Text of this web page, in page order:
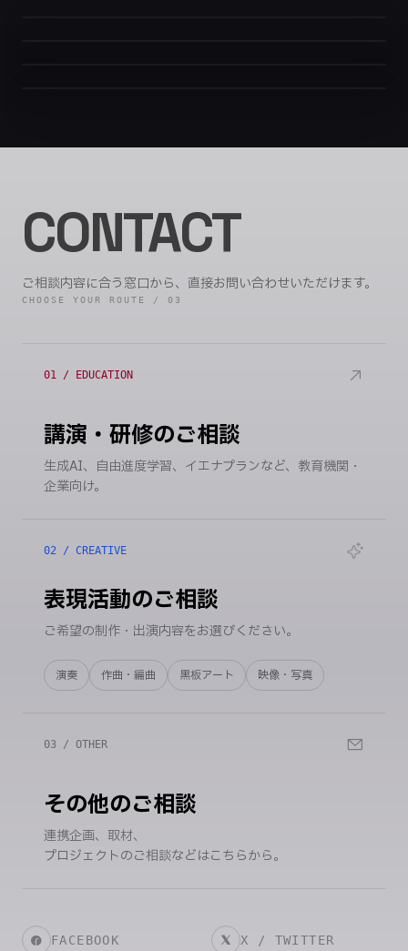
CONTACT
ご相談内容に合う窓口から、直接お問い合わせいただけます。
CHOOSE YOUR ROUTE / 03
01 / EDUCATION
講演・研修のご相談
生成AI、自由進度学習、イエナプランなど、教育機関・
企業向け。
02 / CREATIVE
表現活動のご相談
ご希望の制作・出演内容をお選びください。
演奏 作曲・編曲 黒板アート 映像・写真
03 / OTHER
その他のご相談
連携企画、取材、
プロジェクトのご相談などはこちらから。
FACEBOOK X / TWITTER